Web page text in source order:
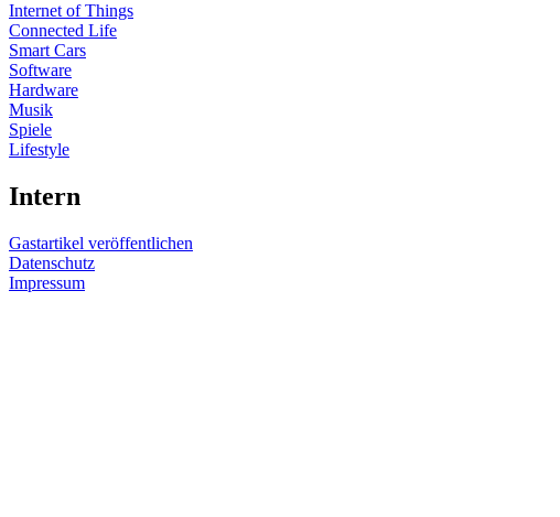
Internet of Things
Connected Life
Smart Cars
Software
Hardware
Musik
Spiele
Lifestyle
Intern
Gastartikel veröffentlichen
Datenschutz
Impressum